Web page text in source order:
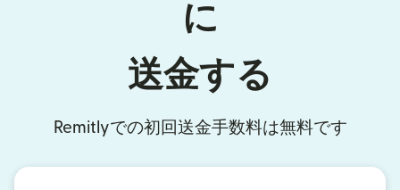
に
送金する
Remitlyでの初回送金手数料は無料です